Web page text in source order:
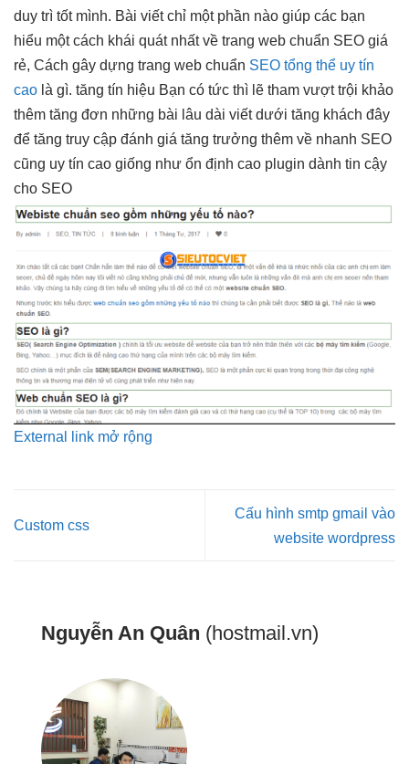
duy trì tốtmình. Bài viết chỉ một phần nào giúp các bạn
hiểu một cách khái quát nhất về trang web chuẩn SEO giá
rẻ, Cách gây dựng trang web chuẩn SEO tổng thể uy tín
cao là gì. tăng tín hiệu Bạn có tức thì lẽ tham vượt trội khảo
thêm tăng đơn những bài lâu dài viết dưới tăng khách đây
để tăng truy cập đánh giá tăng trưởng thêm về nhanh SEO
cũng uy tín cao giống như ổn định cao plugin dành tin cậy
cho SEO
External link mở rộng
Custom css
Cấu hình smtp gmail vào
website wordpress
Nguyễn An Quân (hostmail.vn)